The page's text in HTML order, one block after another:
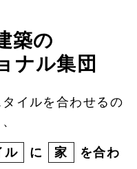
築の
ナル集団
イルを合わせるの
ル に 家
を合わ